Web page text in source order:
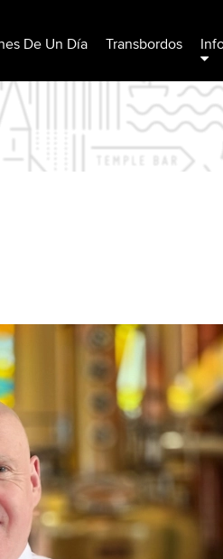
De Un Día Transbordos